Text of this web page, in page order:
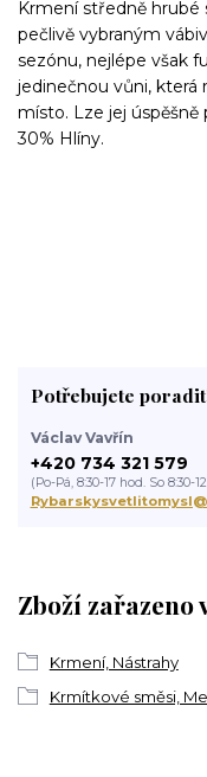
Krmení středně
pečlivě vybraným
sezónu, nejlépe však
jedinečnou vůni, která
místo. Lze jej
30% Hlíny.
Zboží
Krmení, Nástrahy
Krmítkové směsi,
Potřebujete
Václav Vavřín
+420 734 321 579
(Po-Pá, 8:30-17 hod. So 8:30-